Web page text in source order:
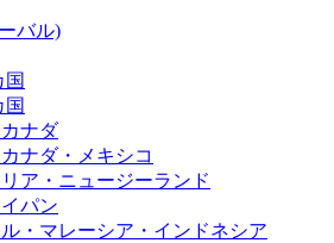
バル)
国
国
ナダ
ナダ・メキシコ
ア・ニュージーランド
パン
・マレーシア・インドネシア